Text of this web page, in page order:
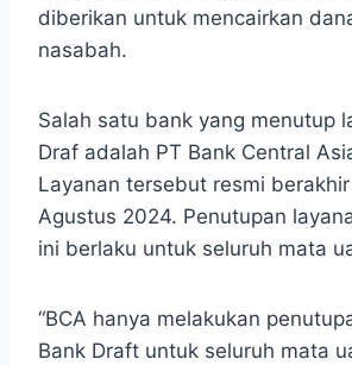
diberikan untuk mencairkan
nasabah.
Salah satu bank yang menutup
Draf adalah PT Bank Central
Layanan tersebut resmi berakhir
Agustus 2024. Penutupan
ini berlaku untuk seluruh mata
“BCA hanya melakukan
Bank Draft untuk seluruh mata